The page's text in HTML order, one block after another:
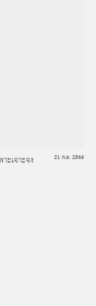
ะเจาะจง 21 ก.ย. 2566